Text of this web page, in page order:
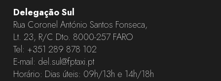
Delegação Sul
Rua Coronel António Santos Fonseca,
Lt. 23, R/C Dto. 8000-257 FARO
Tel: +351 289 878 102
E-mail: del.sul@fptaxi.pt
Horário: Dias úteis: 09h/13h e 14h/18h